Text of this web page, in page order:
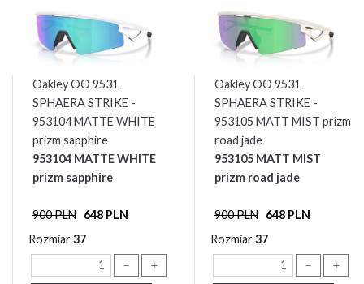
Oakley OO 9531
SPHAERA STRIKE -
953104 MATTE WHITE
prizm sapphire
953104 MATTE WHITE
prizm sapphire
900 PLN 648 PLN
Rozmiar37
－ ＋
Oakley OO 9531
SPHAERA STRIKE -
953105 MATT MIST prizm
road jade
953105 MATT MIST
prizm road jade
900 PLN 648 PLN
Rozmiar37
－ ＋